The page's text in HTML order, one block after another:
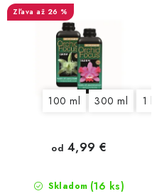
až 26 %
100 ml 300 ml 1 l
Skladom (16 ks)
od 4,99 €